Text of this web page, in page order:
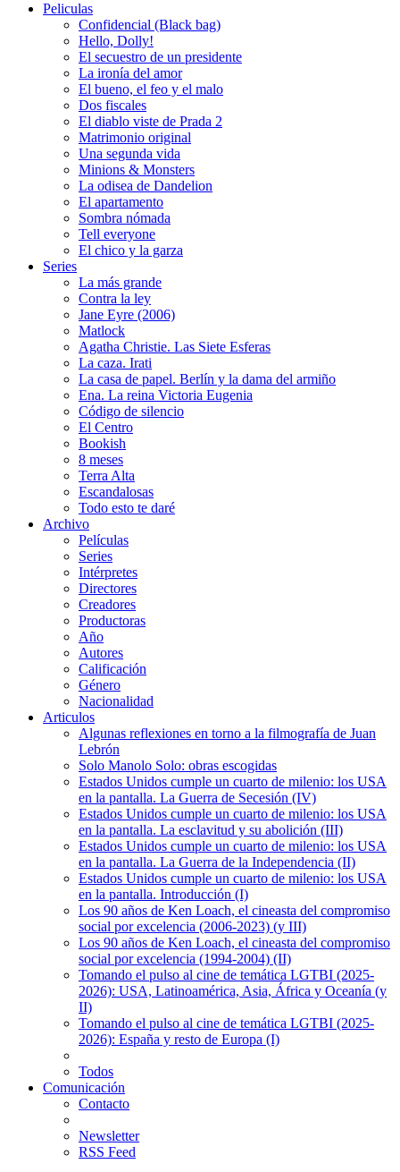
Peliculas
Confidencial (Black bag)
Hello, Dolly!
El secuestro de un presidente
La ironía del amor
El bueno, el feo y el malo
Dos fiscales
El diablo viste de Prada 2
Matrimonio original
Una segunda vida
Minions & Monsters
La odisea de Dandelion
El apartamento
Sombra nómada
Tell everyone
El chico y la garza
Series
La más grande
Contra la ley
Jane Eyre (2006)
Matlock
Agatha Christie. Las Siete Esferas
La caza. Irati
La casa de papel. Berlín y la dama del armiño
Ena. La reina Victoria Eugenia
Código de silencio
El Centro
Bookish
8 meses
Terra Alta
Escandalosas
Todo esto te daré
Archivo
Películas
Series
Intérpretes
Directores
Creadores
Productoras
Año
Autores
Calificación
Género
Nacionalidad
Articulos
Algunas reflexiones en torno a la filmografía de Juan
Lebrón
Solo Manolo Solo: obras escogidas
Estados Unidos cumple un cuarto de milenio: los USA
en la pantalla. La Guerra de Secesión (IV)
Estados Unidos cumple un cuarto de milenio: los USA
en la pantalla. La esclavitud y su abolición (III)
Estados Unidos cumple un cuarto de milenio: los USA
en la pantalla. La Guerra de la Independencia (II)
Estados Unidos cumple un cuarto de milenio: los USA
en la pantalla. Introducción (I)
Los 90 años de Ken Loach, el cineasta del compromiso
social por excelencia (2006-2023) (y III)
Los 90 años de Ken Loach, el cineasta del compromiso
social por excelencia (1994-2004) (II)
Tomando el pulso al cine de temática LGTBI (2025-
2026): USA, Latinoamérica, Asia, África y Oceanía (y
II)
Tomando el pulso al cine de temática LGTBI (2025-
2026): España y resto de Europa (I)
Todos
Comunicación
Contacto
Newsletter
RSS Feed